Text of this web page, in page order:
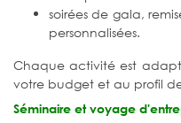
soirées de gala,
personnalisées.
Chaque activité est
votre budget et au profil
Séminaire et voyage